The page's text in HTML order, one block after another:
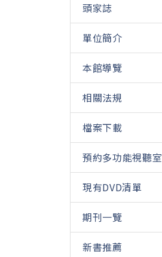
頭家誌
單位簡介
本館導覽
相關法規
檔案下載
預約多功能視聽室
現有DVD清單
期刊一覽
新書推薦